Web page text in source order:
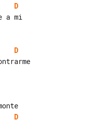
D
D
D